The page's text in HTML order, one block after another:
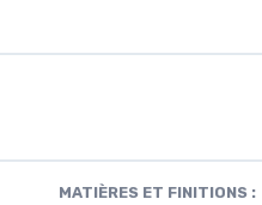
MATIÈRES ET FINITIONS :